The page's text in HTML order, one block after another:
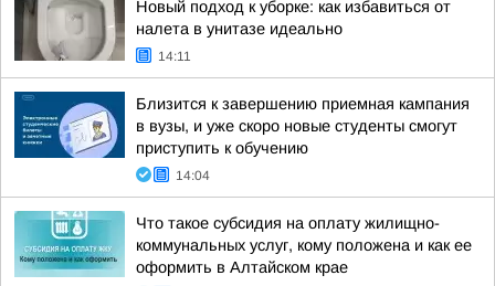
Новый подход к уборке: как избавиться от
налета в унитазе идеально
14:11
Близится к завершению приемная кампания
в вузы, и уже скоро новые студенты смогут
приступить к обучению
14:04
Что такое субсидия на оплату жилищно-
коммунальных услуг, кому положена и как ее
оформить в Алтайском крае